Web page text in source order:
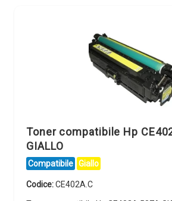
Toner compatibile Hp
GIALLO
Compatibile Giallo
Codice:CE402A.C